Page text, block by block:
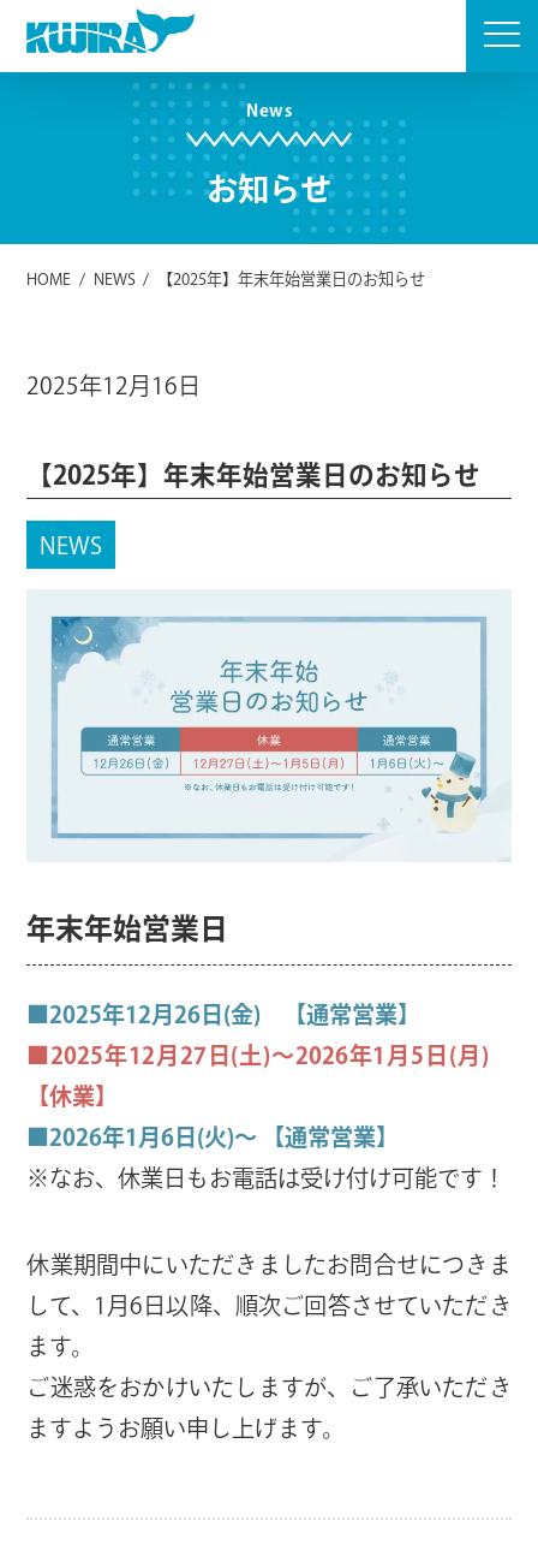
Skip
News
お知らせ
HOME / NEWS / 【2025年】年末年始営業日のお知らせ
2025年12月16日
【2025年】年末年始営業日のお知らせ
NEWS
年末年始営業日
■2025年12月26日(金) 【通常営業】
■2025年12月27日(土)～2026年1月5日(月)
【休業】
■2026年1月6日(火)～ 【通常営業】
※なお、休業日もお電話は受け付け可能です！
休業期間中にいただきましたお問合せにつきま
して、1月6日以降、順次ご回答させていただき
ます。
ご迷惑をおかけいたしますが、ご了承いただき
ますようお願い申し上げます。